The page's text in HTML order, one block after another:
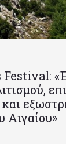
και
Αιγαίου»